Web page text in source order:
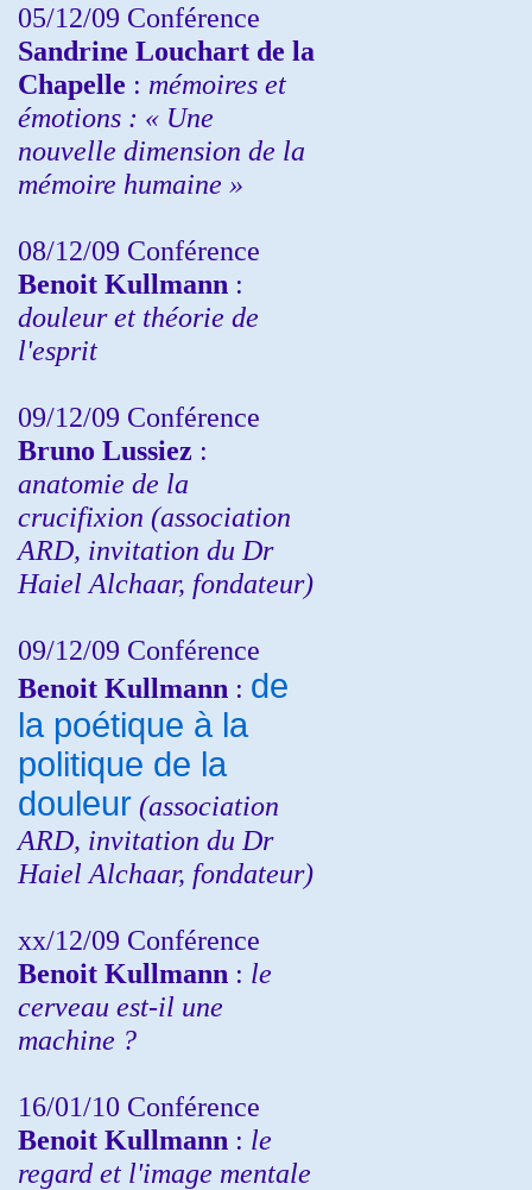
05/12/09 Conférence
Sandrine Louchart de la
Chapelle : mémoires et
émotions : « Une
nouvelle dimension de la
mémoire humaine »
08/12/09 Conférence
Benoit Kullmann :
douleur et théorie de
l'esprit
09/12/09 Conférence
Bruno Lussiez :
anatomie de la
crucifixion (association
ARD, invitation du Dr
Haiel Alchaar, fondateur)
09/12/09 Conférence
Benoit Kullmann : de
la poétique à la
politique de la
douleur (association
ARD, invitation du Dr
Haiel Alchaar, fondateur)
xx/12/09 Conférence
Benoit Kullmann : le
cerveau est-il une
machine ?
16/01/10 Conférence
Benoit Kullmann : le
regard et l'image mentale